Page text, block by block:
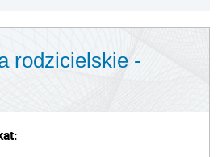
rodzicielskie -